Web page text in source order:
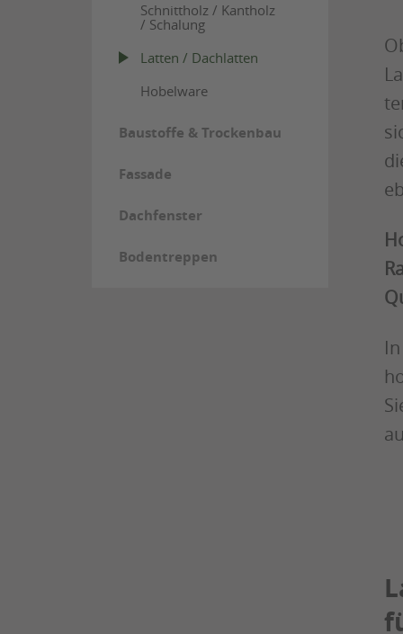
Schnittholz / Kantholz
/ Schalung
Latten / Dachlatten
Hobelware
Baustoffe & Trockenbau
Fassade
Dachfenster
Bodentreppen